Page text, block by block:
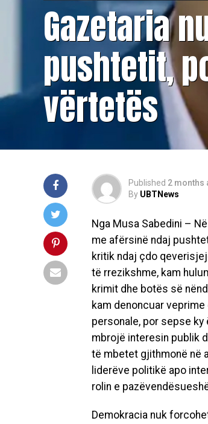
Gazetaria
pushtetit,
vërtetës
Published 2 months
By UBTNews
Nga Musa Sabedini –
me afërsinë ndaj
kritik ndaj çdo
të rrezikshme, kam
krimit dhe botës së
kam denoncuar
personale, por sepse
mbrojë interesin publik
të mbetet gjithmonë në
liderëve politikë apo
rolin e
Demokracia nuk